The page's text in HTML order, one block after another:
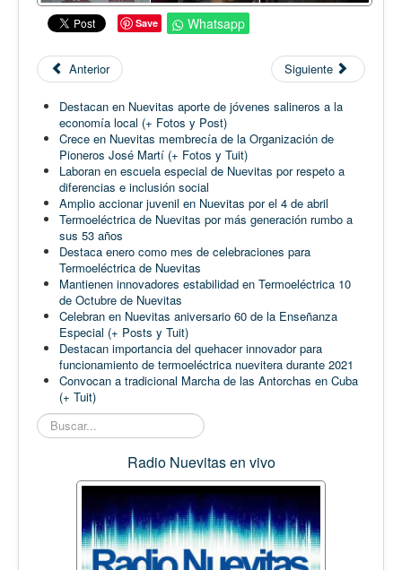
Save Whatsapp
Anterior Siguiente
Destacan en Nuevitas aporte de jóvenes salineros a la
economía local (+ Fotos y Post)
Crece en Nuevitas membrecía de la Organización de
Pioneros José Martí (+ Fotos y Tuit)
Laboran en escuela especial de Nuevitas por respeto a
diferencias e inclusión social
Amplio accionar juvenil en Nuevitas por el 4 de abril
Termoeléctrica de Nuevitas por más generación rumbo a
sus 53 años
Destaca enero como mes de celebraciones para
Termoeléctrica de Nuevitas
Mantienen innovadores estabilidad en Termoeléctrica 10
de Octubre de Nuevitas
Celebran en Nuevitas aniversario 60 de la Enseñanza
Especial (+ Posts y Tuit)
Destacan importancia del quehacer innovador para
funcionamiento de termoeléctrica nuevitera durante 2021
Convocan a tradicional Marcha de las Antorchas en Cuba
(+ Tuit)
Buscar...
Radio Nuevitas en vivo